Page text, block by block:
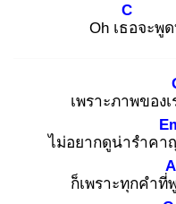
Oh เธอ
C
จะพู
เพราะภาพของเ
ไม่อยากดูน่ารำคา
ก็เพราะทุกคำที่